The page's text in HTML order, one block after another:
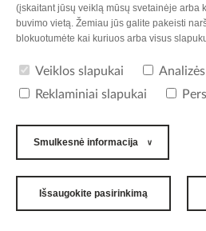
(įskaitant jūsų veiklą mūsų svetainėje arba
buvimo vietą. Žemiau jūs galite pakeisti
blokuotumėte kai kuriuos arba visus
Veiklos slapukai
Reklaminiai slapukai
Smulkesnė informacija
Išsaugokite pasirinkimą
Rastų vietų skaičius: 1
Kaunas (Kowno)
Lenkija